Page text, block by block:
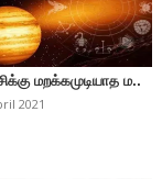
மறக்கமுடியாத ம..
2021